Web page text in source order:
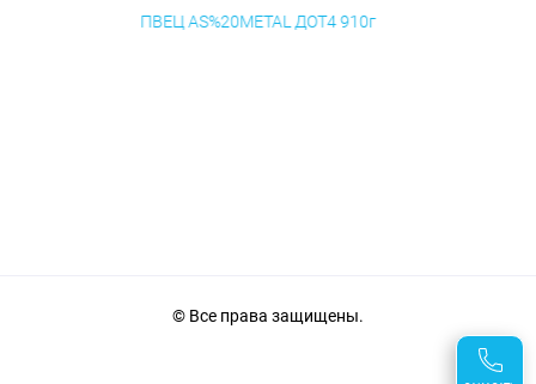
ПВЕЦ AS%20METAL ДОТ4 910г
© Все права защищены.